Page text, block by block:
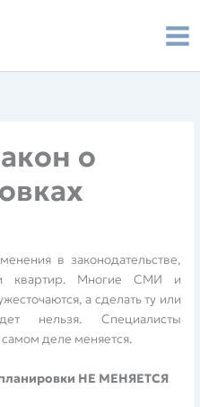
о
в законодательстве,
квартир. Многие СМИ и
а сделать ту или
нельзя. Специалисты
самом деле меняется.
НЕ МЕНЯЕТСЯ